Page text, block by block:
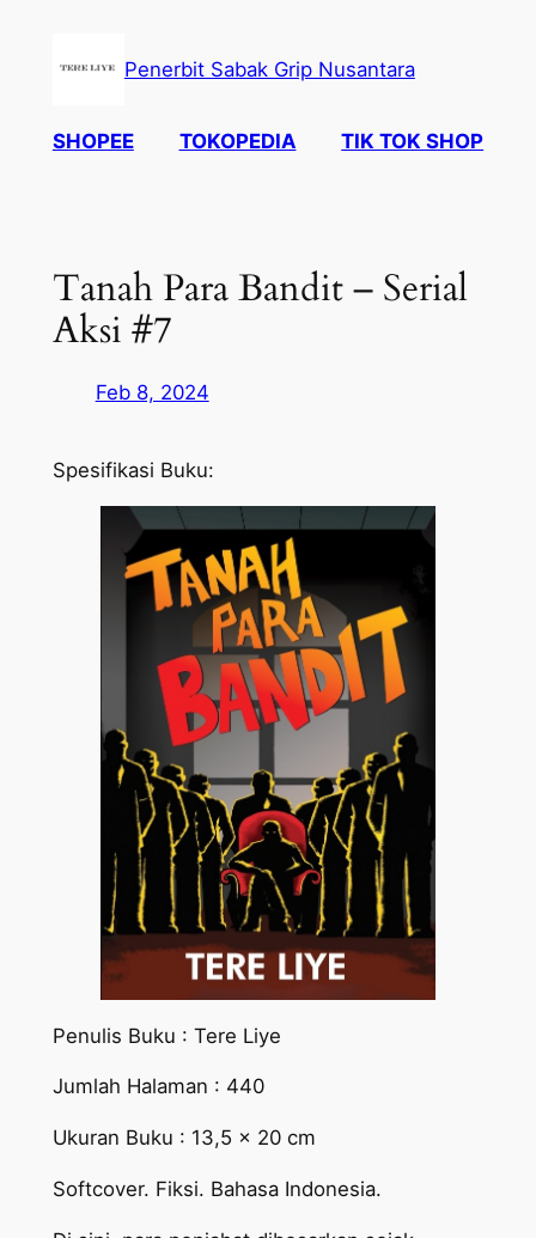
Penerbit Sabak Grip Nusantara
SHOPEE TOKOPEDIA TIK TOK SHOP
Tanah Para Bandit – Serial
Aksi #7
Feb 8, 2024
Spesifikasi Buku:
Penulis Buku : Tere Liye
Jumlah Halaman : 440
Ukuran Buku : 13,5 x 20 cm
Softcover. Fiksi. Bahasa Indonesia.